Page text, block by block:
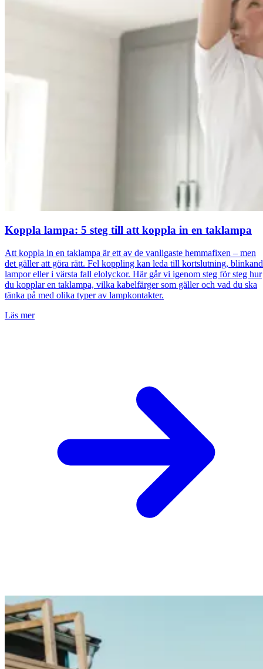
Koppla lampa: 5 steg till att koppla in en taklampa
Att koppla in en taklampa är ett av de vanligaste hemmafixen – men
det gäller att göra rätt. Fel koppling kan leda till kortslutning,
lampor eller i värsta fall elolyckor. Här går vi igenom steg för steg hur
du kopplar en taklampa, vilka kabelfärger som gäller och vad du ska
tänka på med olika typer av lampkontakter.
Läs mer